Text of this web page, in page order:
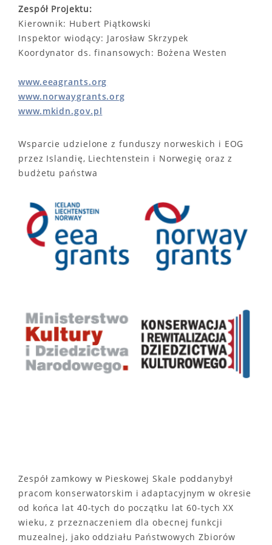
Zespół Projektu:
Kierownik: Hubert Piątkowski
Inspektor wiodący: Jarosław Skrzypek
Koordynator ds. finansowych: Bożena Westen
www.eeagrants.org
www.norwaygrants.org
www.mkidn.gov.pl
Wsparcie udzielone z funduszy norweskich i EOG
przez Islandię, Liechtenstein i Norwegię oraz z
budżetu państwa
Zespół zamkowy w Pieskowej Skale poddanybył
pracom konserwatorskim i adaptacyjnym w okresie
od końca lat 40-tych do początku lat 60-tych XX
wieku, z przeznaczeniem dla obecnej funkcji
muzealnej, jako oddziału Państwowych Zbiorów